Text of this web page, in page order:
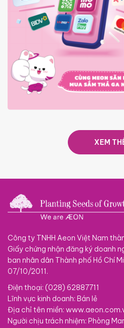
XEM
Công ty TNHH Aeon Việt Nam
Giấy chứng nhận đăng ký doanh
ban nhân dân Thành phố Hồ Chí
07/10/2011.
Điện thoại: (028) 62887711
Lĩnh vực kinh doanh: Bán lẻ
Địa chỉ tên miền:
Người chịu trách nhiệm: Phòng